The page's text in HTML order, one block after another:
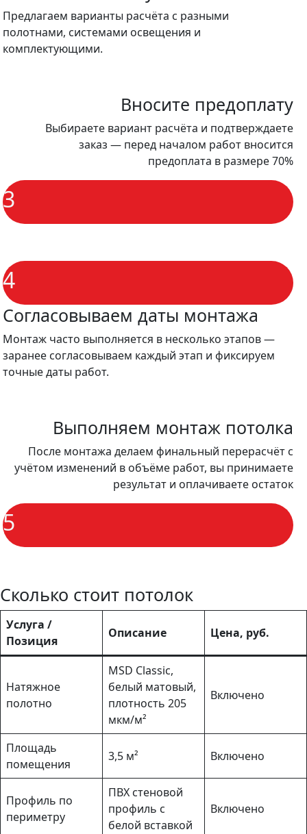
Предлагаем варианты расчёта с разными
полотнами, системами освещения и
комплектующими.
Вносите предоплату
Выбираете вариант расчёта и подтверждаете
заказ — перед началом работ вносится
предоплата в размере 70%
3
4
Согласовываем даты монтажа
Монтаж часто выполняется в несколько этапов —
заранее согласовываем каждый этап и фиксируем
точные даты работ.
Выполняем монтаж потолка
После монтажа делаем финальный перерасчёт с
учётом изменений в объёме работ, вы принимаете
результат и оплачиваете остаток
5
Сколько стоит потолок
Услуга /
Позиция
Описание Цена, руб.
Натяжное
полотно
MSD Classic,
белый матовый,
плотность 205
мкм/м²
Включено
Площадь
помещения
3,5 м² Включено
Профиль по
периметру
ПВХ стеновой
профиль с
белой вставкой
Включено